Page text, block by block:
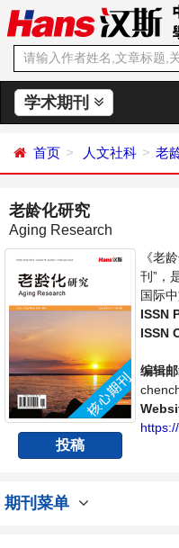
学术期刊
首页 人文社科 老
老龄化研究
Aging Research
投稿
《老
刊”，
国际
最新
展和
播、
发展的
ISSN
ISSN
编辑
期刊菜单